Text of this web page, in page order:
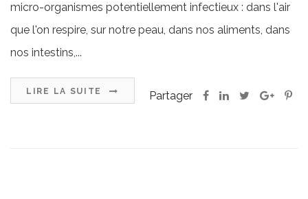
micro-organismes potentiellement infectieux : dans l'air
que l'on respire, sur notre peau, dans nos aliments, dans
nos intestins,...
LIRE LA SUITE Partager